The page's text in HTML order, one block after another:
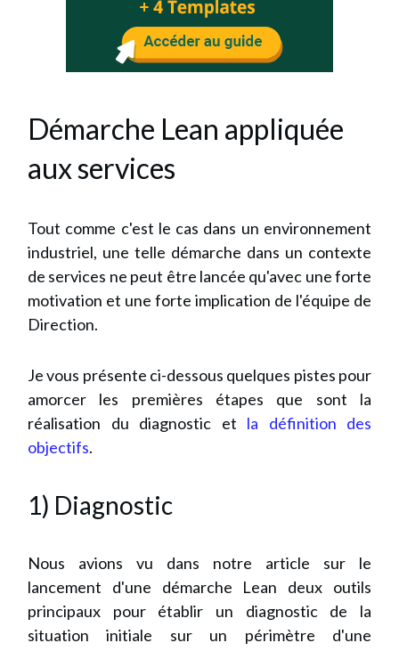
Démarche Lean appliquée
aux services
Tout comme c'est le cas dans un environnement
industriel, une telle démarche dans un contexte
de services ne peut être lancée qu'avec une forte
motivation et une forte implication de l'équipe de
Direction.
Je vous présente ci-dessous quelques pistes pour
amorcer les premières étapes que sont la
réalisation du diagnostic et la définition des
objectifs.
1) Diagnostic
Nous avions vu dans notre article sur le
lancement d'une démarche Lean deux outils
principaux pour établir un diagnostic de la
situation initiale sur un périmètre d'une